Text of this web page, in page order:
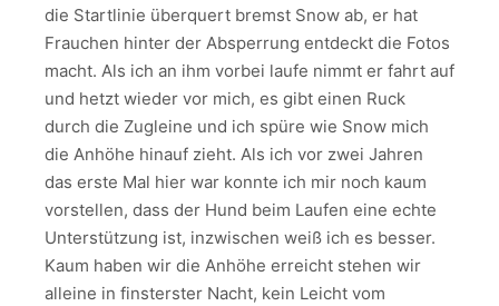
die Startlinie überquert bremst Snow ab, er hat
Frauchen hinter der Absperrung entdeckt die Fotos
macht. Als ich an ihm vorbei laufe nimmt er fahrt auf
und hetzt wieder vor mich, es gibt einen Ruck
durch die Zugleine und ich spüre wie Snow mich
die Anhöhe hinauf zieht. Als ich vor zwei Jahren
das erste Mal hier war konnte ich mir noch kaum
vorstellen, dass der Hund beim Laufen eine echte
Unterstützung ist, inzwischen weiß ich es besser.
Kaum haben wir die Anhöhe erreicht stehen wir
alleine in finsterster Nacht, kein Leicht vom